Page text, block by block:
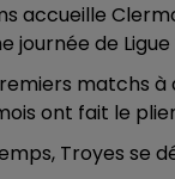
accueille
journée de Ligue
matchs à
ont fait le
Troyes se